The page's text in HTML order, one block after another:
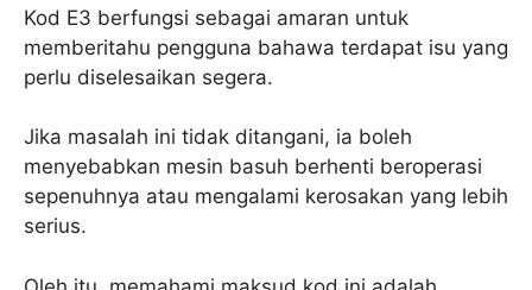
Kod E3 berfungsi sebagai amaran untuk
memberitahu pengguna bahawa terdapat isu yang
perlu diselesaikan segera.
Jika masalah ini tidak ditangani, ia boleh
menyebabkan mesin basuh berhenti beroperasi
sepenuhnya atau mengalami kerosakan yang lebih
serius.